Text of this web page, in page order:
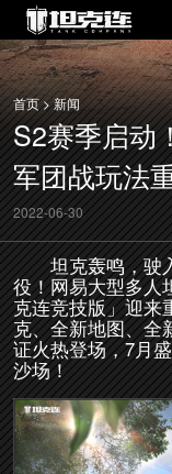
首页 > 新闻
S2赛季启动
军团战玩法
2022-06-30
坦克轰鸣，驶入
役！网易大型多人
克连竞技版」迎来
克、全新地图、全
证火热登场，7月
沙场！